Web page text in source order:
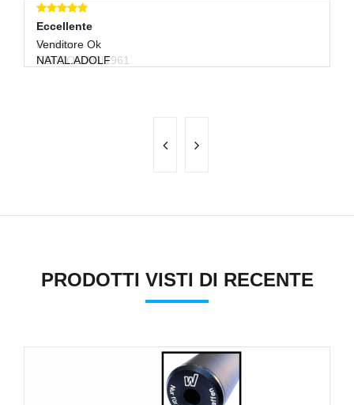
Eccellente
Perfetto
RENZOLUIGI1961
Eccellente
Venditore Ok
NATAL.ADOLF
PRODOTTI VISTI DI RECENTE